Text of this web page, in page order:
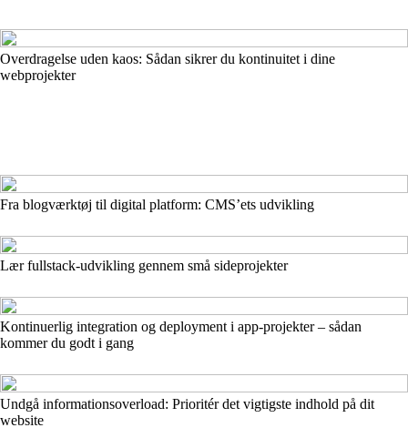
Overdragelse uden kaos: Sådan sikrer du kontinuitet i dine
webprojekter
Fra blogværktøj til digital platform: CMS’ets udvikling
Lær fullstack-udvikling gennem små sideprojekter
Kontinuerlig integration og deployment i app-projekter – sådan
kommer du godt i gang
Undgå informationsoverload: Prioritér det vigtigste indhold på dit
website